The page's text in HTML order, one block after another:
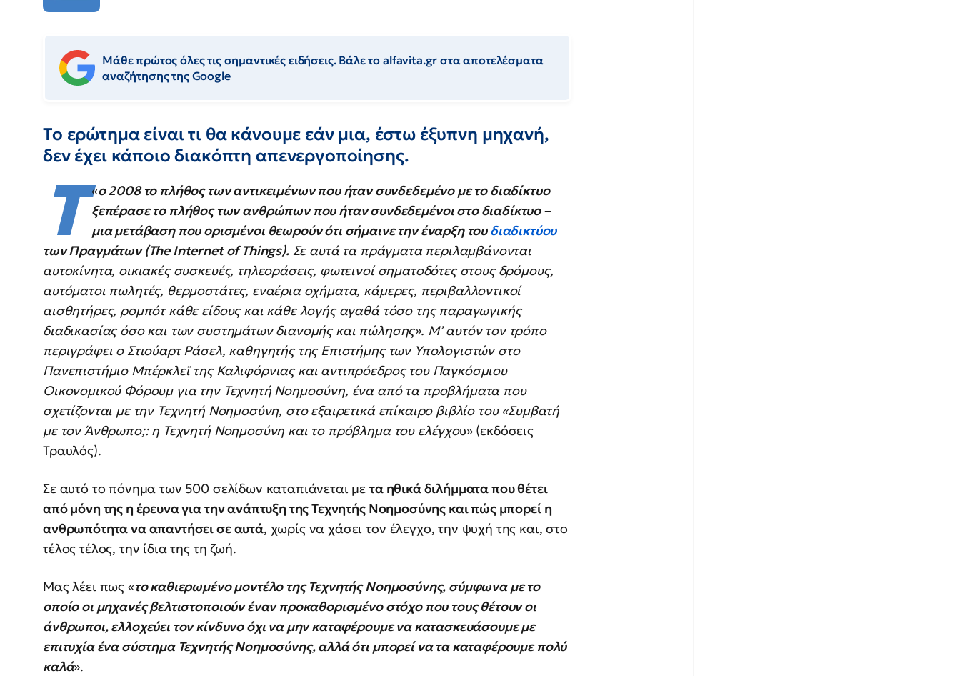
Μάθε πρώτος όλες τις σημαντικές ειδήσεις. Βάλε το alfavita.gr στα αποτελέσματα
αναζήτησης της Google
Το ερώτημα είναι τι θα κάνουμε εάν μια, έστω έξυπνη μηχανή,
δεν έχει κάποιο διακόπτη απενεργοποίησης.
«
Τ
ο 2008 το πλήθος των αντικειμένων που ήταν συνδεδεμένο με το διαδίκτυο
ξεπέρασε το πλήθος των ανθρώπων που ήταν συνδεδεμένοι στο διαδίκτυο –
μια μετάβαση που ορισμένοι θεωρούν ότι σήμαινε την έναρξη τουδιαδικτύου
των Πραγμάτων (The Internet of Things).Σε αυτά τα πράγματα περιλαμβάνονται
αυτοκίνητα, οικιακές συσκευές, τηλεοράσεις, φωτεινοί σηματοδότες στους δρόμους,
αυτόματοι πωλητές, θερμοστάτες, εναέρια οχήματα, κάμερες, περιβαλλοντικοί
αισθητήρες, ρομπότ κάθε είδους και κάθε λογής αγαθά τόσο της παραγωγικής
διαδικασίας όσο και των συστημάτων διανομής και πώλησης». Μ’ αυτόν τον τρόπο
περιγράφει ο Στιούαρτ Ράσελ, καθηγητής της Επιστήμης των Υπολογιστών στο
Πανεπιστήμιο Μπέρκλεϊ της Καλιφόρνιας και αντιπρόεδρος του Παγκόσμιου
Οικονομικού Φόρουμ για την Τεχνητή Νοημοσύνη, ένα από τα προβλήματα που
σχετίζονται με την Τεχνητή Νοημοσύνη, στο εξαιρετικά επίκαιρο βιβλίο του «Συμβατή
με τον Άνθρωπο;: η Τεχνητή Νοημοσύνη και το πρόβλημα του ελέγχου» (εκδόσεις
Τραυλός).
Σε αυτό το πόνημα των 500 σελίδων καταπιάνεται με τα ηθικά διλήμματα που θέτει
από μόνη της η έρευνα για την ανάπτυξη της Τεχνητής Νοημοσύνης και πώς μπορεί η
ανθρωπότητα να απαντήσει σε αυτά, χωρίς να χάσει τον έλεγχο, την ψυχή της και, στο
τέλος τέλος, την ίδια της τη ζωή.
Μας λέει πως «το καθιερωμένο μοντέλο της Τεχνητής Νοημοσύνης, σύμφωνα με το
οποίο οι μηχανές βελτιστοποιούν έναν προκαθορισμένο στόχο που τους θέτουν οι
άνθρωποι, ελλοχεύει τον κίνδυνο όχι να μην καταφέρουμε να κατασκευάσουμε με
επιτυχία ένα σύστημα Τεχνητής Νοημοσύνης, αλλά ότι μπορεί να τα καταφέρουμε πολύ
καλά».